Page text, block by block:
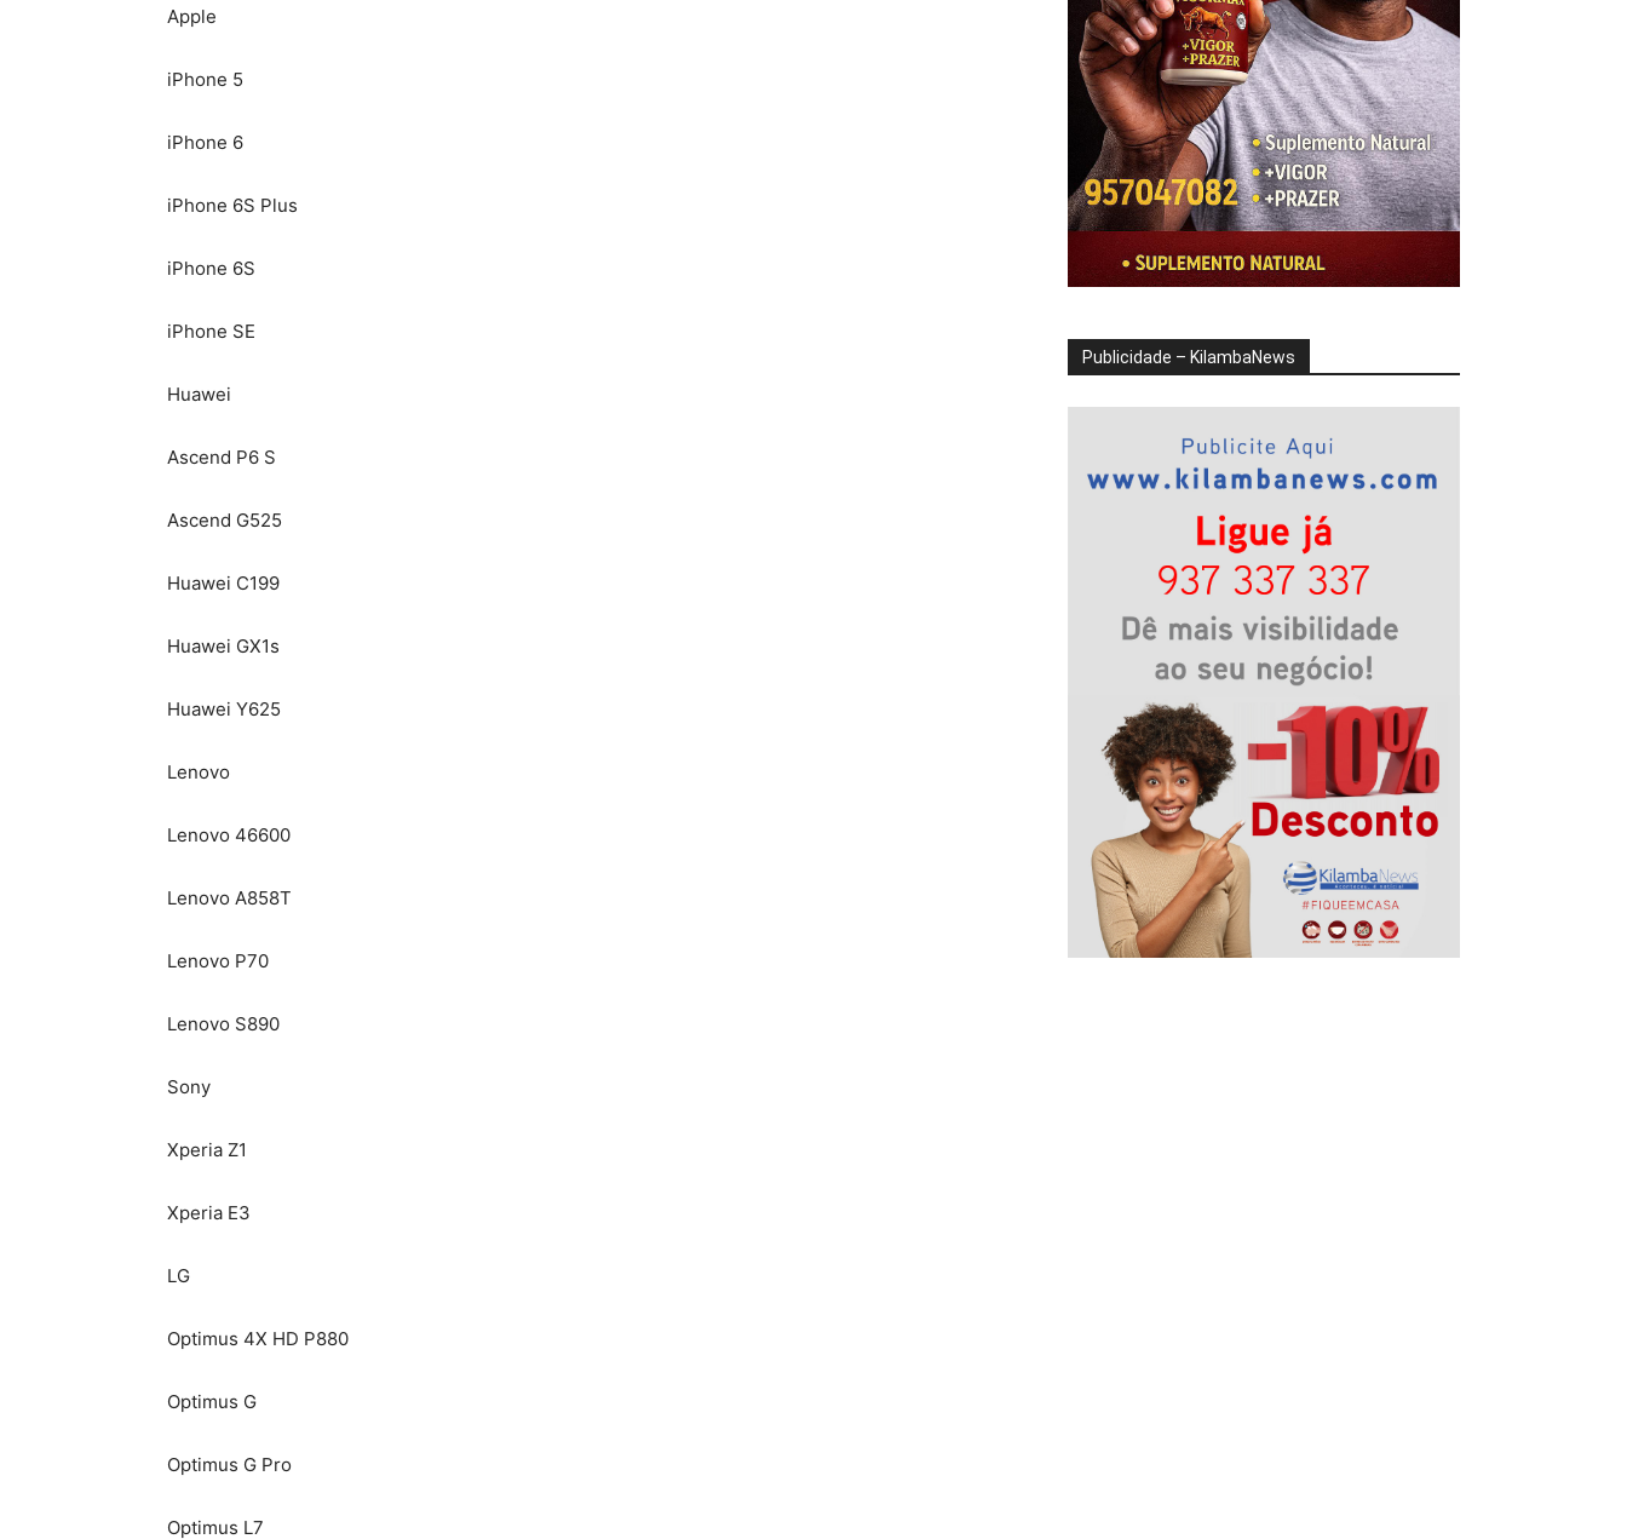
Apple
iPhone 5
iPhone 6
iPhone 6S Plus
iPhone 6S
iPhone SE
Huawei
Ascend P6 S
Ascend G525
Huawei C199
Huawei GX1s
Huawei Y625
Lenovo
Lenovo 46600
Lenovo A858T
Lenovo P70
Lenovo S890
Sony
Xperia Z1
Xperia E3
LG
Optimus 4X HD P880
Optimus G
Optimus G Pro
Optimus L7
Publicidade – KilambaNews